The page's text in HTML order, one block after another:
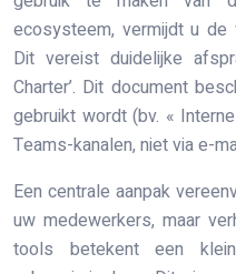
ecosysteem, vermijdt u de
Dit vereist duidelijke
Charter’. Dit document
gebruikt wordt (bv. «
Teams-kanalen, niet via e-
Een centrale aanpak
uw medewerkers, maar
tools betekent een